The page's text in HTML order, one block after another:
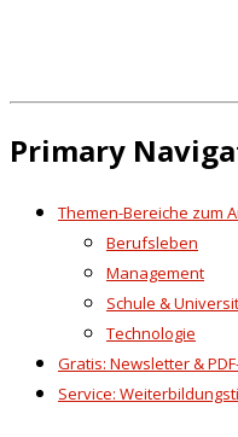
Primary
Themen-Bereiche zum
Berufsleben
Management
Schule &
Technologie
Gratis: Newsletter &
Service: